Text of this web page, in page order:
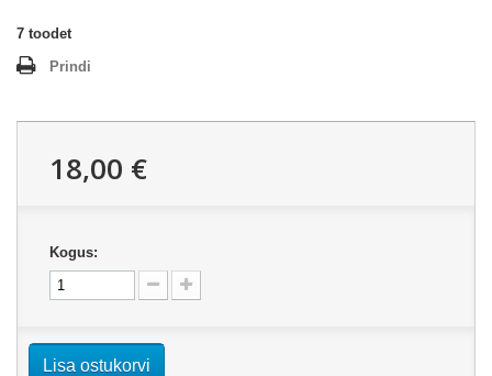
7 toodet
Prindi
18,00 €
Kogus:
Lisa ostukorvi